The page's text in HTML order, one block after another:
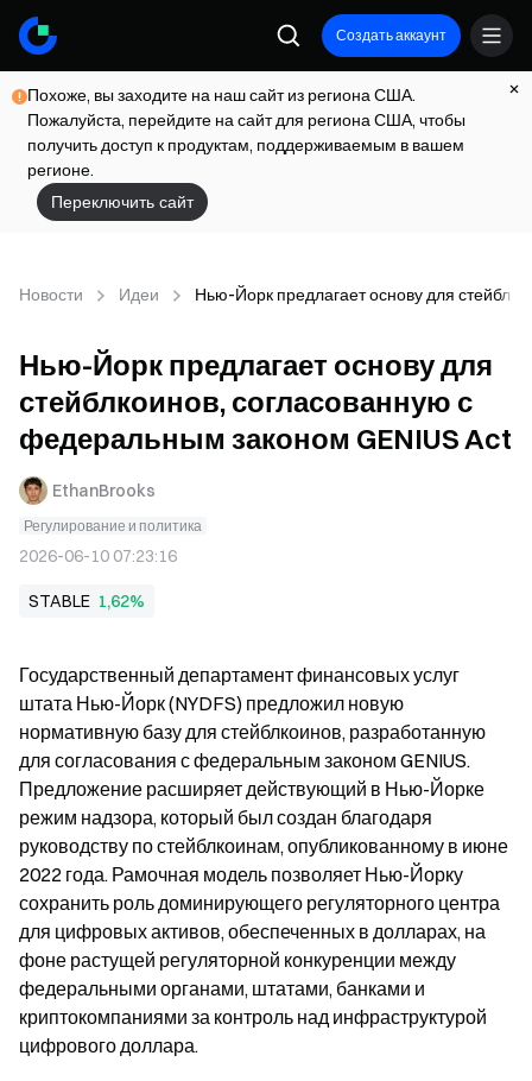
Создать аккаунт
Похоже, вы заходите на наш сайт из региона США.
Пожалуйста, перейдите на сайт для региона США, чтобы
получить доступ к продуктам, поддерживаемым в вашем
регионе.
Переключить сайт
Новости Идеи Нью-Йорк предлагает основу для
Нью-Йорк предлагает основу для
стейблкоинов, согласованную с
федеральным законом GENIUS Act
EthanBrooks
Регулирование и политика
2026-06-10 07:23:16
STABLE 1,62%
Государственный департамент финансовых услуг
штата Нью-Йорк (NYDFS) предложил новую
нормативную базу для стейблкоинов, разработанную
для согласования с федеральным законом GENIUS.
Предложение расширяет действующий в Нью-Йорке
режим надзора, который был создан благодаря
руководству по стейблкоинам, опубликованному в июне
2022 года. Рамочная модель позволяет Нью-Йорку
сохранить роль доминирующего регуляторного центра
для цифровых активов, обеспеченных в долларах, на
фоне растущей регуляторной конкуренции между
федеральными органами, штатами, банками и
криптокомпаниями за контроль над инфраструктурой
цифрового доллара.